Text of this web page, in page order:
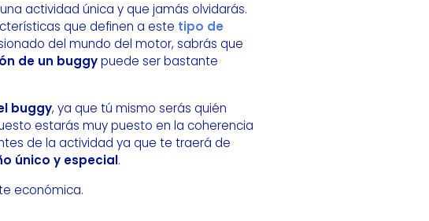
actividad única y que jamás olvidarás.
que definen a este tipo de
del mundo del motor, sabrás que
de un buggypuede ser bastante
buggy, ya que tú mismo serás quién
estarás muy puesto en la coherencia
de la actividad ya que te traerá de
único y especial.
económica.